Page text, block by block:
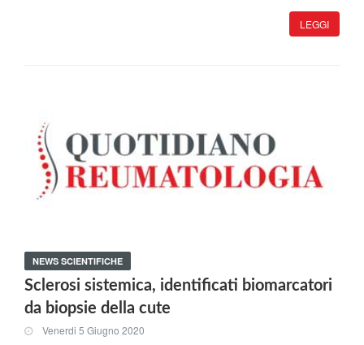
LEGGI
NEWS SCIENTIFICHE
Sclerosi sistemica, identificati biomarcatori
da biopsie della cute
Venerdi 5 Giugno 2020